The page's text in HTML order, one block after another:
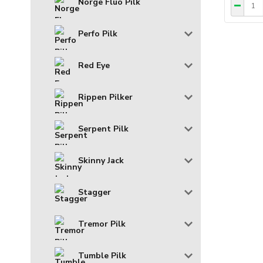
Norge Fluo Pilk
Perfo Pilk
Red Eye
Rippen Pilker
Serpent Pilk
Skinny Jack
Stagger
Tremor Pilk
Tumble Pilk